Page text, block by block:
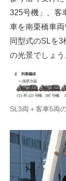
製造業のIT導
モノづくり技
電子設計の基
エネルギーの
ちょっと気に
325号機」、客
車を南栗橋車両
同型式のSLを3
の光景でしょう
SL3両＋客車5両